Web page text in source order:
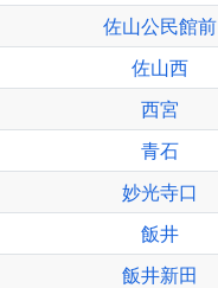
佐山公民館前
佐山西
西宮
青石
妙光寺口
飯井
飯井新田